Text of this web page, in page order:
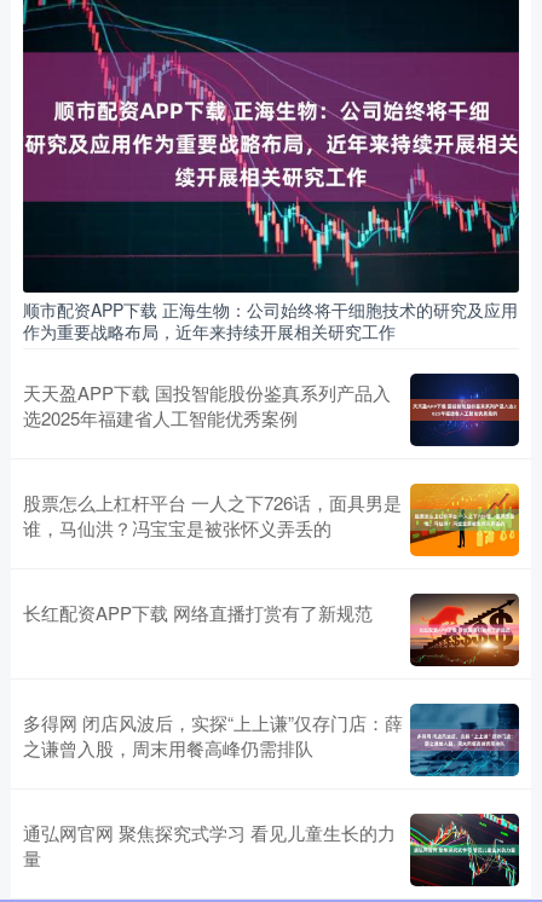
顺市配资APP下载 正海生物：公司始终将干细胞技术的研究及应用
作为重要战略布局，近年来持续开展相关研究工作
天天盈APP下载 国投智能股份鉴真系列产品入
选2025年福建省人工智能优秀案例
股票怎么上杠杆平台 一人之下726话，面具男是
谁，马仙洪？冯宝宝是被张怀义弄丢的
长红配资APP下载 网络直播打赏有了新规范
多得网 闭店风波后，实探“上上谦”仅存门店：薛
之谦曾入股，周末用餐高峰仍需排队
通弘网官网 聚焦探究式学习 看见儿童生长的力
量